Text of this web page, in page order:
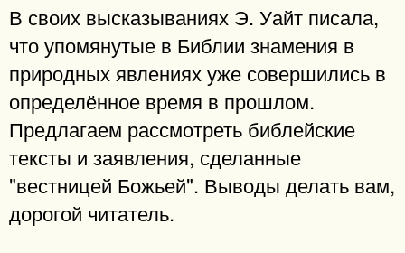
В своих высказываниях Э. Уайт писала,
что упомянутые в Библии знамения в
природных явлениях уже совершились в
определённое время в прошлом.
Предлагаем рассмотреть библейские
тексты и заявления, сделанные
"вестницей Божьей". Выводы делать вам,
дорогой читатель.